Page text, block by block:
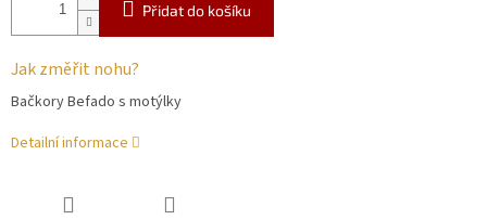
Přidat do košíku
Jak změřit nohu?
Bačkory Befado s motýlky
Detailní informace